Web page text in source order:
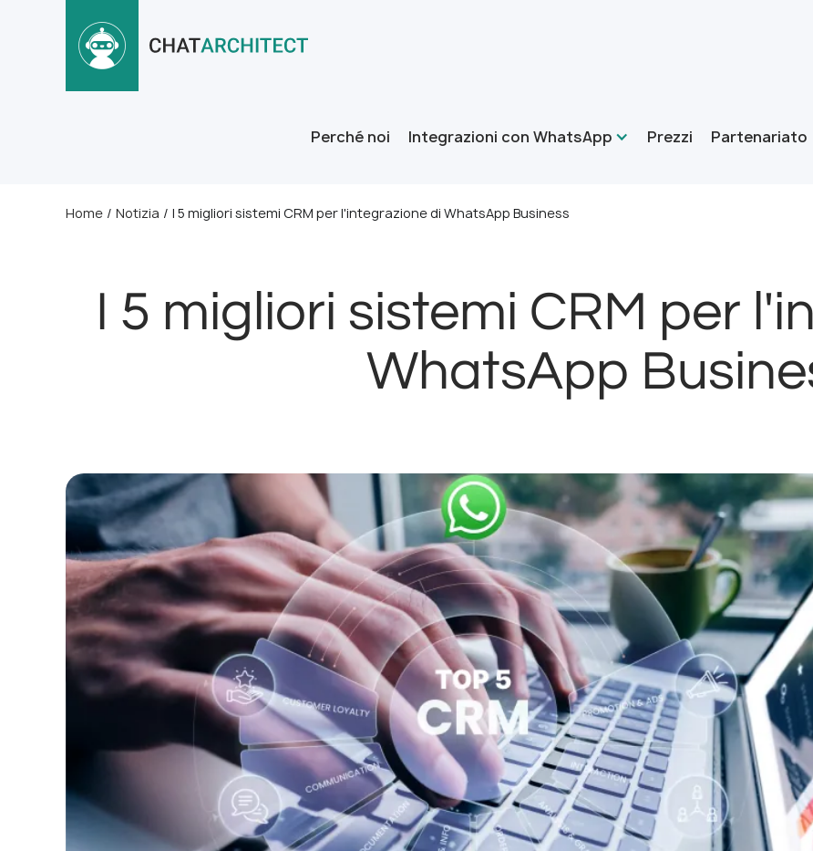
Perché noi Integrazioni con WhatsApp Prezzi Partenariato
Home / Notizia / I 5 migliori sistemi CRM per l'integrazione di WhatsApp Business
I 5 migliori sistemi CRM per
WhatsApp